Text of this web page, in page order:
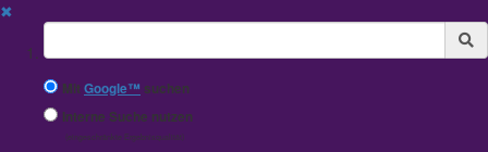
✖
Suchbegriff
MitGoogle™ suchen
Interne Suche nutzen
(eingeschränkte Ergebnisqualität)